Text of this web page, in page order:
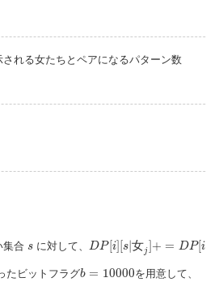
れる女たちとペアになるパターン数
集合s
s に対して、DP[ i] s| 女j + = DP[i
DP[i][s 女 + i− 1][s
たビットフラグb = 10000
b 10000 を用意して、